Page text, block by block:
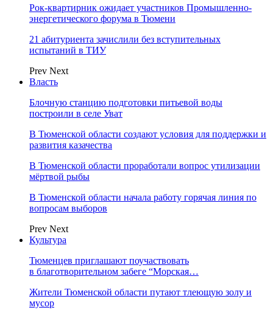
Рок-квартирник ожидает участников Промышленно-
энергетического форума в Тюмени
21 абитуриента зачислили без вступительных
испытаний в ТИУ
Prev Next
Власть
Блочную станцию подготовки питьевой воды
построили в селе Уват
В Тюменской области создают условия для поддержки и
развития казачества
В Тюменской области проработали вопрос утилизации
мёртвой рыбы
В Тюменской области начала работу горячая линия по
вопросам выборов
Prev Next
Культура
Тюменцев приглашают поучаствовать
в благотворительном забеге “Морская…
Жители Тюменской области путают тлеющую золу и
мусор